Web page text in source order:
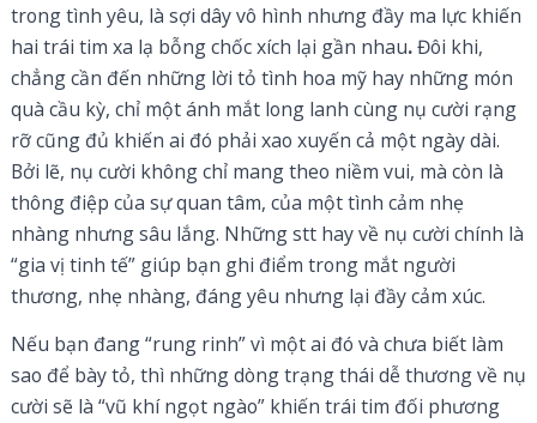
trong tình yêu, là sợi dây vô hình nhưng đầy ma lực khiến
hai trái tim xa lạ bỗng chốc xích lại gần nhau.Đôi khi,
chẳng cần đến những lời tỏ tình hoa mỹ hay những món
quà cầu kỳ, chỉ một ánh mắt long lanh cùng nụ cười rạng
rỡ cũng đủ khiến ai đó phải xao xuyến cả một ngày dài.
Bởi lẽ, nụ cười không chỉ mang theo niềm vui, mà còn là
thông điệp của sự quan tâm, của một tình cảm nhẹ
nhàng nhưng sâu lắng. Những stt hay về nụ cười chính là
“gia vị tinh tế” giúp bạn ghi điểm trong mắt người
thương, nhẹ nhàng, đáng yêu nhưng lại đầy cảm xúc.
Nếu bạn đang “rung rinh” vì một ai đó và chưa biết làm
sao để bày tỏ, thì những dòng trạng thái dễ thương về nụ
cười sẽ là “vũ khí ngọt ngào” khiến trái tim đối phương